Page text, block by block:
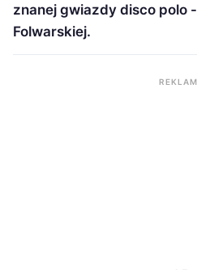
znanej gwiazdy disco polo
Folwarskiej.